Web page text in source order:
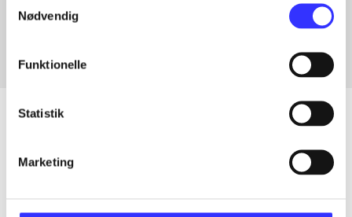
Nødvendig
Funktionelle
Statistik
Marketing
Fra
Artikler